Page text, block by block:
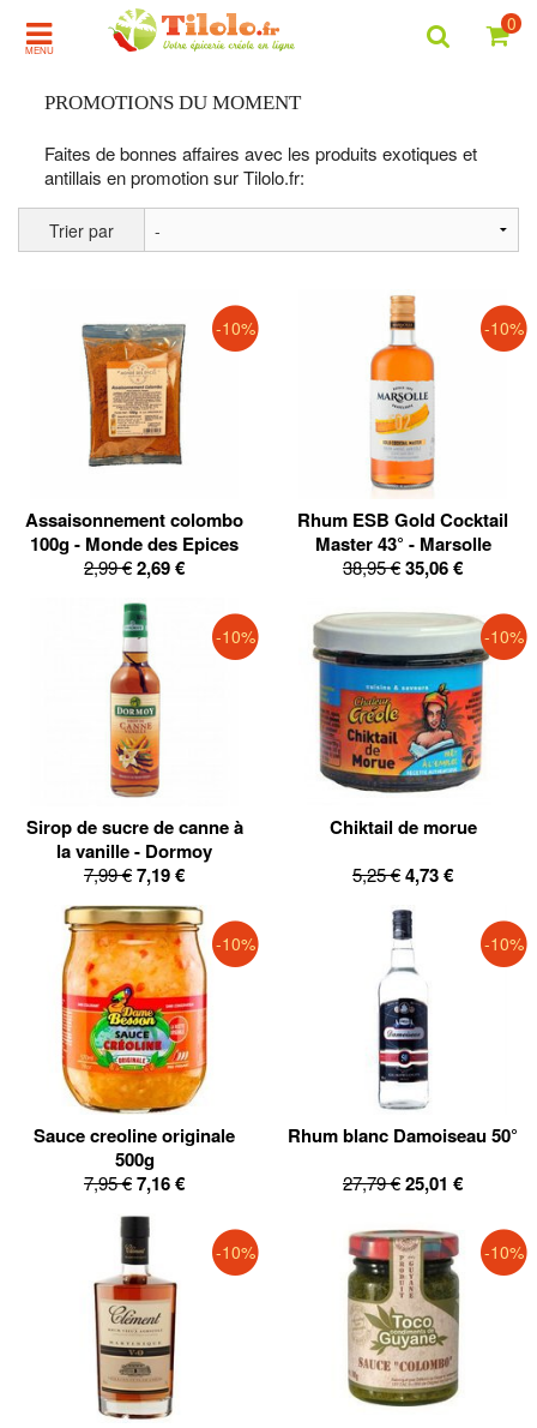
MENU
0
PROMOTIONS DU MOMENT
Faites de bonnes affaires avec les produits exotiques et
antillais en promotion sur Tilolo.fr:
Trier par
-10%
Assaisonnement colombo
100g - Monde des Epices
2,99 €2,69 €
-10%
Rhum ESB Gold Cocktail
Master 43° - Marsolle
38,95 €35,06 €
-10%
Sirop de sucre de canne à
la vanille - Dormoy
7,99 €7,19 €
-10%
Chiktail de morue
5,25 €4,73 €
-10%
Sauce creoline originale
500g
7,95 €7,16 €
-10%
Rhum blanc Damoiseau 50°
27,79 €25,01 €
-10% -10%